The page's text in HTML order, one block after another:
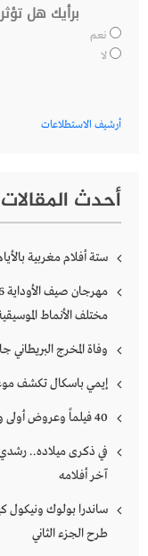
برأيك هل
نعم
لا
أرشيف الاستطلاعات
أحدث المقالات
ستة أفلام مغربية
مختلف الأنماط
وفاة المخرج
إيمي باسكال تكشف
40 فيلماً وعروض أولى وفعاليات مهنية في مهرجان نافذة على أوروبا
في ذكرى ميلاده..
آخر أفلامه
طرح الجزء الثاني